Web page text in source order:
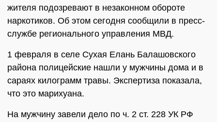
жителя подозревают в незаконном обороте
наркотиков. Об этом сегодня сообщили в пресс-
службе регионального управления МВД.
1 февраля в селе Сухая Елань Балашовского
района полицейские нашли у мужчины дома и в
сараях килограмм травы. Экспертиза показала,
что это марихуана.
На мужчину завели дело по ч. 2 ст. 228 УК РФ